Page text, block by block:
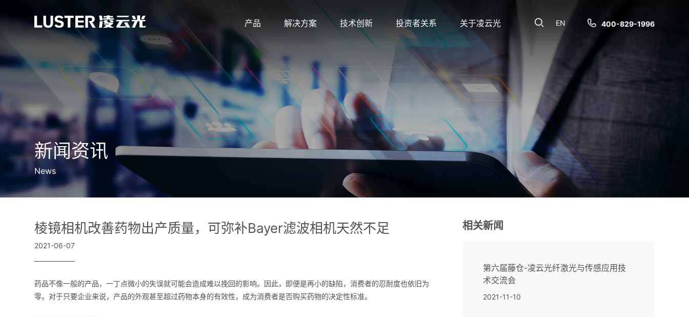
400-829-1996
EN
产品 解决方案 技术创新 投资者关系 关于凌云光
新闻资讯
News
棱镜相机改善药物出产质量，可弥补Bayer滤波相机天然不足
2021-06-07
药品不像一般的产品，一丁点微小的失误就可能会造成难以挽回的影响。因此，即便是再小的缺陷，消费者的忍耐度也依旧为
零。对于只要企业来说，产品的外观甚至超过药物本身的有效性，成为消费者是否购买药物的决定性标准。
相关新闻
第六届藤仓-凌云光纤激光与传感应用技
术交流会
2021-11-10